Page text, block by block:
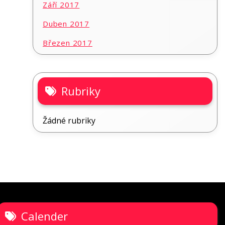
Září 2017
Duben 2017
Březen 2017
Rubriky
Žádné rubriky
Calender